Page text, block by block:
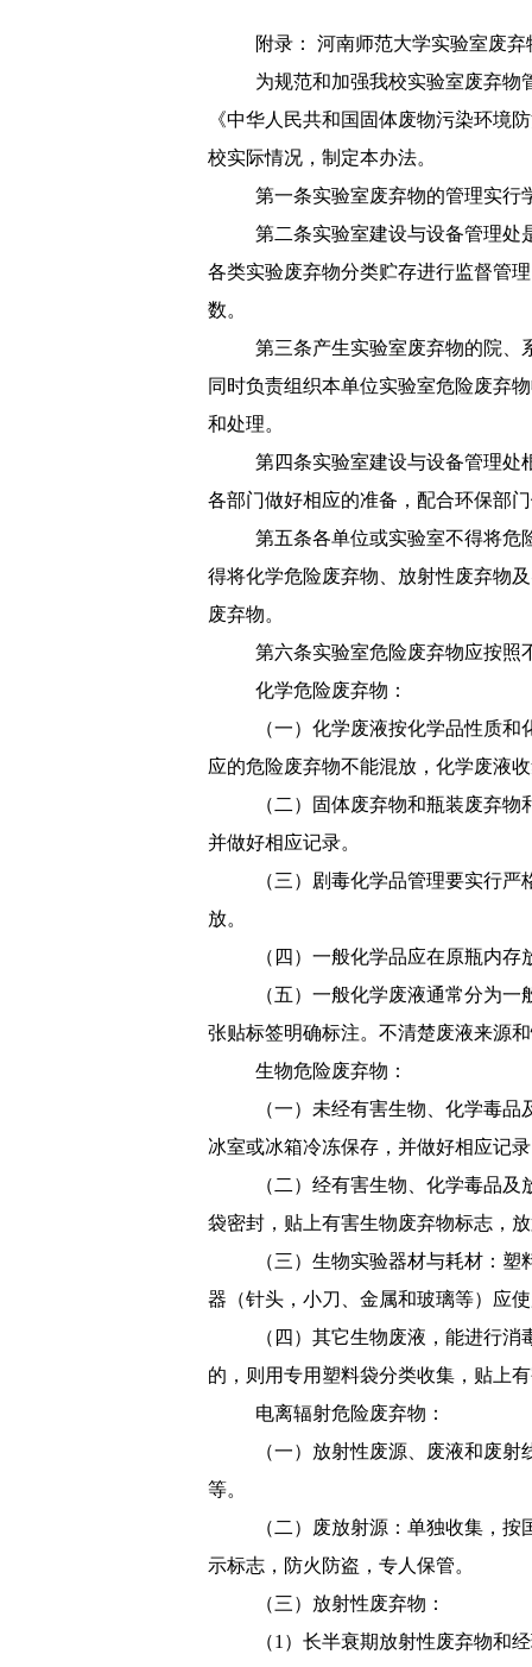
附录：
河南师范大学实验室废
为规范和加强我校实验室废弃物
《中华人民共和国固体废物污染环境
校实际情况，制定本办法。
第一条实验室废弃物的管理实行
第二条实验室建设与设备管理处
各类实验废弃物分类贮存进行监督管
数。
第三条产生实验室废弃物的院、
同时负责组织本单位实验室危险废弃
和处理。
第四条实验室建设与设备管理处
各部门做好相应的准备，配合环保部
第五条各单位或实验室不得将危
得将化学危险废弃物、放射性废弃物
废弃物。
第六条实验室危险废弃物应按照
化学危险废弃物：
（一） 化学废液按化学品性质和
应的危险废弃物不能混放，化学废液
（二）
固体废弃物和瓶装废弃物
并做好相应记录。
（三） 剧毒化学品管理要实行严
放。
（四） 一般化学品应在原瓶内存
（五） 一般化学废液通常分为一
张贴标签明确标注。不清楚废液来源
生物危险废弃物：
（一） 未经有害生物、化学毒品
冰室或冰箱冷冻保存，并做好相应记
（二） 经有害生物、化学毒品及
袋密封，贴上有害生物废弃物标志，
（三） 生物实验器材与耗材：塑
器（针头，小刀、金属和玻璃等）应
（四） 其它生物废液，能进行消
的，则用专用塑料袋分类收集，贴上
电离辐射危险废弃物：
（一） 放射性废源、废液和废射
等。
（二）
废放射源：单独收集，按
示标志，防火防盗，专人保管。
（三） 放射性废弃物：
（1 ）长半衰期放射性废弃物和